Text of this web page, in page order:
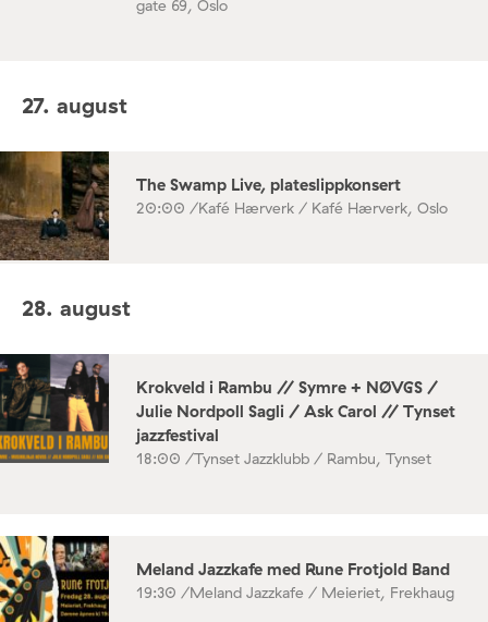
gate 69, Oslo
27. august
The Swamp Live, plateslippkonsert
20:00 /Kafé Hærverk / Kafé Hærverk, Oslo
28. august
Krokveld i Rambu // Symre + NØVGS /
Julie Nordpoll Sagli / Ask Carol // Tynset
jazzfestival
18:00 /Tynset Jazzklubb / Rambu, Tynset
Meland Jazzkafe med Rune Frotjold Band
19:30 /Meland Jazzkafe / Meieriet, Frekhaug